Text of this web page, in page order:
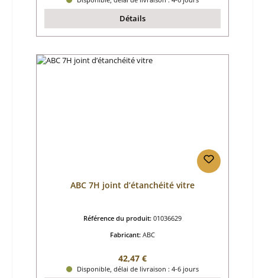
Détails
ABC 7H joint d’étanchéité vitre
Référence du produit: 01036629
Fabricant: ABC
Prix régulier :
42,47 €
Disponible, délai de livraison : 4-6 jours